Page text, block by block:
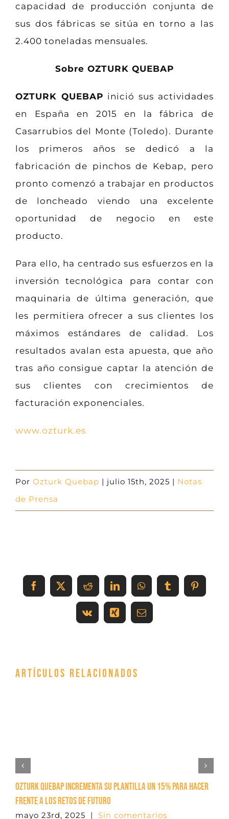
capacidad de producción conjunta de
sus dos fábricas se sitúa en torno a las
2.400 toneladas mensuales.
Sobre OZTURK QUEBAP
OZTURK QUEBAP inició sus actividades
en España en 2015 en la fábrica de
Casarrubios del Monte (Toledo). Durante
los primeros años se dedicó a la
fabricación de pinchos de Kebap, pero
pronto comenzó a trabajar en productos
de loncheado viendo una excelente
oportunidad de negocio en este
producto.
Para ello, ha centrado sus esfuerzos en la
inversión tecnológica para contar con
maquinaria de última generación, que
les permitiera ofrecer a sus clientes los
máximos estándares de calidad. Los
resultados avalan esta apuesta, que año
tras año consigue captar la atención de
sus clientes con crecimientos de
facturación exponenciales.
www.ozturk.es
Por Ozturk Quebap | julio 15th, 2025 | Notas
de Prensa
Facebook
X RedditLinkedInWhatsAppTumblr
Vk Xing
Correo
electrónico
Artículos relacionados
OZTURK QUEBAP incrementa su plantilla un 15% para hacer
frente a los retos de futuro
mayo 23rd, 2025 | Sin comentarios